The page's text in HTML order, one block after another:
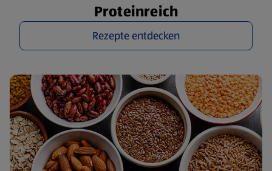
Proteinreich
Rezepte entdecken